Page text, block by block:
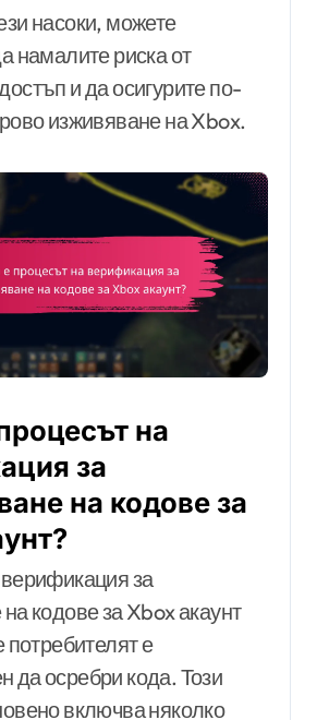
насоки, можете
намалите риска от
и да осигурите по-
изживяване на Xbox.
на
за
на кодове за
за
кодове за Xbox акаунт
потребителят е
да осребри кода. Този
включва няколко